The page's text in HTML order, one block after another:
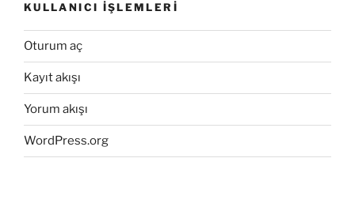
KULLANICI İŞLEMLERI
Oturum aç
Kayıt akışı
Yorum akışı
WordPress.org